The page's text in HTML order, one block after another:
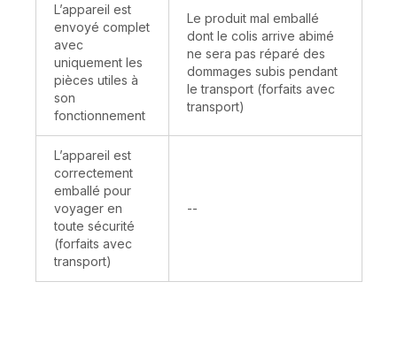
L’appareil est
envoyé complet
avec
uniquement les
pièces utiles à
son
fonctionnement
Le produit mal emballé
dont le colis arrive abimé
ne sera pas réparé des
dommages subis pendant
le transport (forfaits avec
transport)
L’appareil est
correctement
emballé pour
voyager en
toute sécurité
(forfaits avec
transport)
--